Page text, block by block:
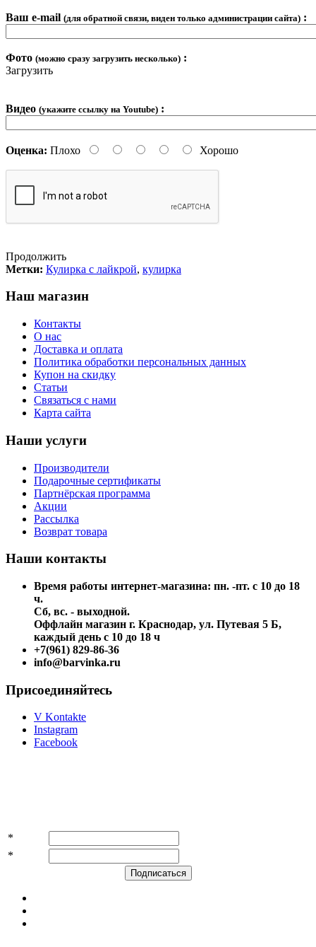
Ваш e-mail (для обратной связи, виден только администрации сайта) :
Фото (можно сразу загрузить несколько) :
Загрузить
Видео (укажите ссылку на Youtube) :
Оценка: Плохо Хорошо
Продолжить
Метки: Кулирка с лайкрой, кулирка
Наш магазин
Контакты
О нас
Доставка и оплата
Политика обработки персональных данных
Купон на скидку
Статьи
Связаться с нами
Карта сайта
Наши услуги
Производители
Подарочные сертификаты
Партнёрская программа
Акции
Рассылка
Возврат товара
Наши контакты
Время работы интернет-магазина: пн. -пт. с 10 до 18
ч.
Сб, вс. - выходной.
Оффлайн магазин г. Краснодар, ул. Путевая 5 Б,
каждый день с 10 до 18 ч
+7(961) 829-86-36
info@barvinka.ru
Присоединяйтесь
V Kontakte
Instagram
Facebook
*
*